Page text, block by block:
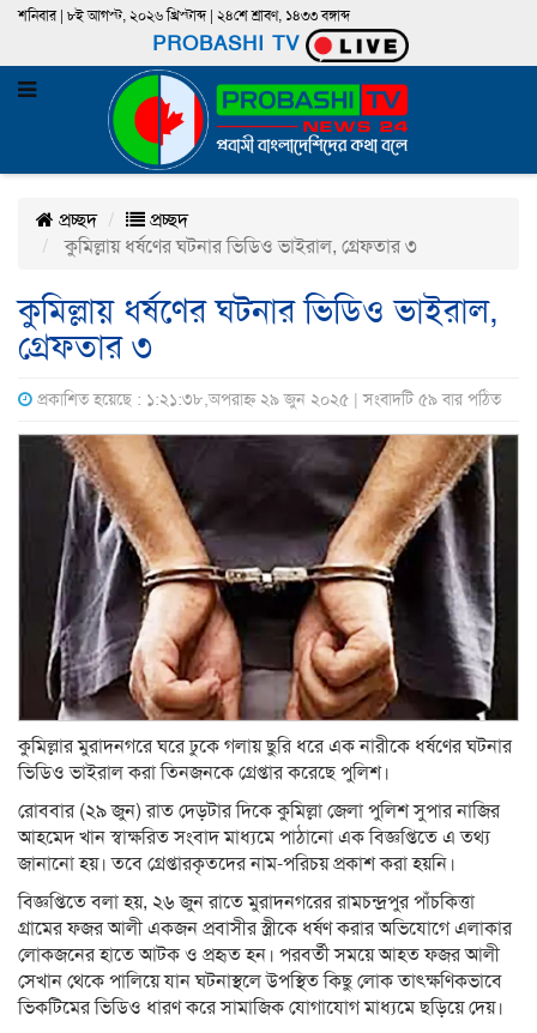
শনিবার | ৮ই আগস্ট, ২০২৬ খ্রিস্টাব্দ | ২৪শে শ্রাবণ, ১৪৩৩ বঙ্গাব্দ
PROBASHI TV
প্রচ্ছদ
প্রচ্ছদ
কুমিল্লায় ধর্ষণের ঘটনার ভিডিও ভাইরাল, গ্রেফতার ৩
কুমিল্লায় ধর্ষণের ঘটনার ভিডিও ভাইরাল,
গ্রেফতার ৩
প্রকাশিত হয়েছে : ১:২১:৩৮,অপরাহ্ন ২৯ জুন ২০২৫ | সংবাদটি ৫৯ বার পঠিত
কুমিল্লার মুরাদনগরে ঘরে ঢুকে গলায় ছুরি ধরে এক নারীকে ধর্ষণের ঘটনার
ভিডিও ভাইরাল করা তিনজনকে গ্রেপ্তার করেছে পুলিশ।
রোববার (২৯ জুন) রাত দেড়টার দিকে কুমিল্লা জেলা পুলিশ সুপার নাজির
আহমেদ খান স্বাক্ষরিত সংবাদ মাধ্যমে পাঠানো এক বিজ্ঞপ্তিতে এ তথ্য
জানানো হয়। তবে গ্রেপ্তারকৃতদের নাম-পরিচয় প্রকাশ করা হয়নি।
বিজ্ঞপ্তিতে বলা হয়, ২৬ জুন রাতে মুরাদনগরের রামচন্দ্রপুর পাঁচকিত্তা
গ্রামের ফজর আলী একজন প্রবাসীর স্ত্রীকে ধর্ষণ করার অভিযোগে এলাকার
লোকজনের হাতে আটক ও প্রহৃত হন। পরবর্তী সময়ে আহত ফজর আলী
সেখান থেকে পালিয়ে যান ঘটনাস্থলে উপস্থিত কিছু লোক তাৎক্ষণিকভাবে
ভিকটিমের ভিডিও ধারণ করে সামাজিক যোগাযোগ মাধ্যমে ছড়িয়ে দেয়।